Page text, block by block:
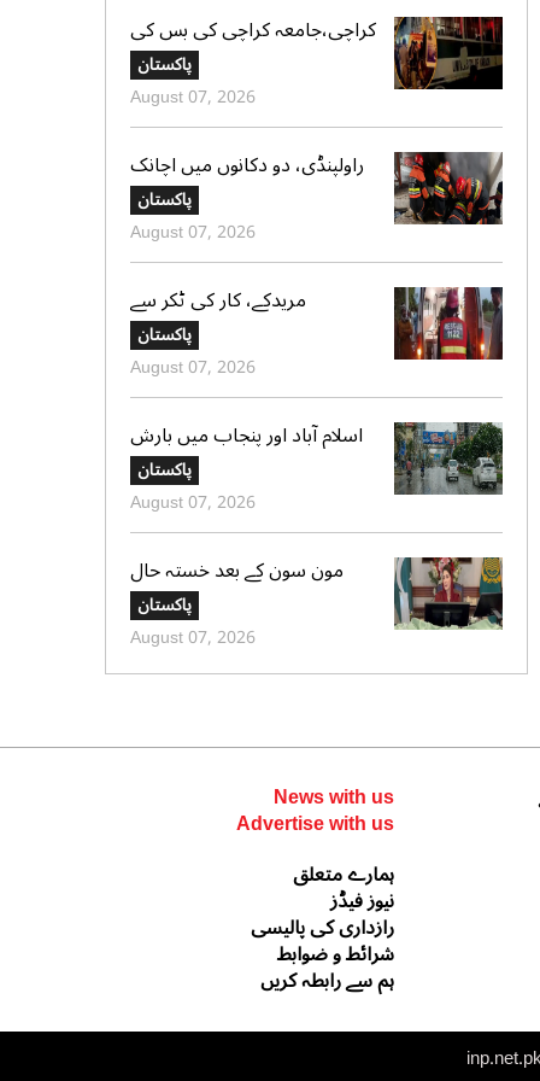
کراچی،جامعہ کراچی کی بس کی
ٹکر سے موٹر سائیکل سوار لڑکی
جاں بحق،ڈرائیور گرفتار
پاکستان
August 07, 2026
راولپنڈی، دو دکانوں میں اچانک
آگ بھڑک اٹھی، ریسکیو کی
بروقت کارروائی، بڑا نقصان ٹل
گیا
پاکستان
August 07, 2026
مریدکے، کار کی ٹکر سے
موٹرسائیکل سوار 2 دوست جاں
بحق، بچہ شدید زخمی
پاکستان
August 07, 2026
اسلام آباد اور پنجاب میں بارش
کی پیشگوئی، کراچی میں بوندا
باندی کا امکان
پاکستان
August 07, 2026
مون سون کے بعد خستہ حال
عمارتوں کا سروے کرایا جائے،
وزیراعلی پنجاب کی ہدایت
پاکستان
August 07, 2026
News with us
Advertise with us
ہمارے متعلق
نیوز فیڈز
رازداری کی پالیسی
شرائط و ضوابط
ہم سے رابطہ کریں